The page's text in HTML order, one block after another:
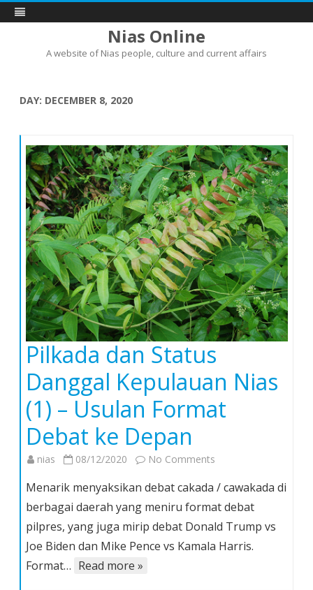
Nias Online
A website of Nias people, culture and current affairs
DAY: DECEMBER 8, 2020
Pilkada dan Status
Danggal Kepulauan Nias
(1) – Usulan Format
Debat ke Depan
nias 08/12/2020 No Comments
dan
Status
Danggal
Kepulauan
Menarik menyaksikan debat cakada / cawakada di
berbagai daerah yang meniru format debat
pilpres, yang juga mirip debat Donald Trump vs
Joe Biden dan Mike Pence vs Kamala Harris.
Format… Read more »